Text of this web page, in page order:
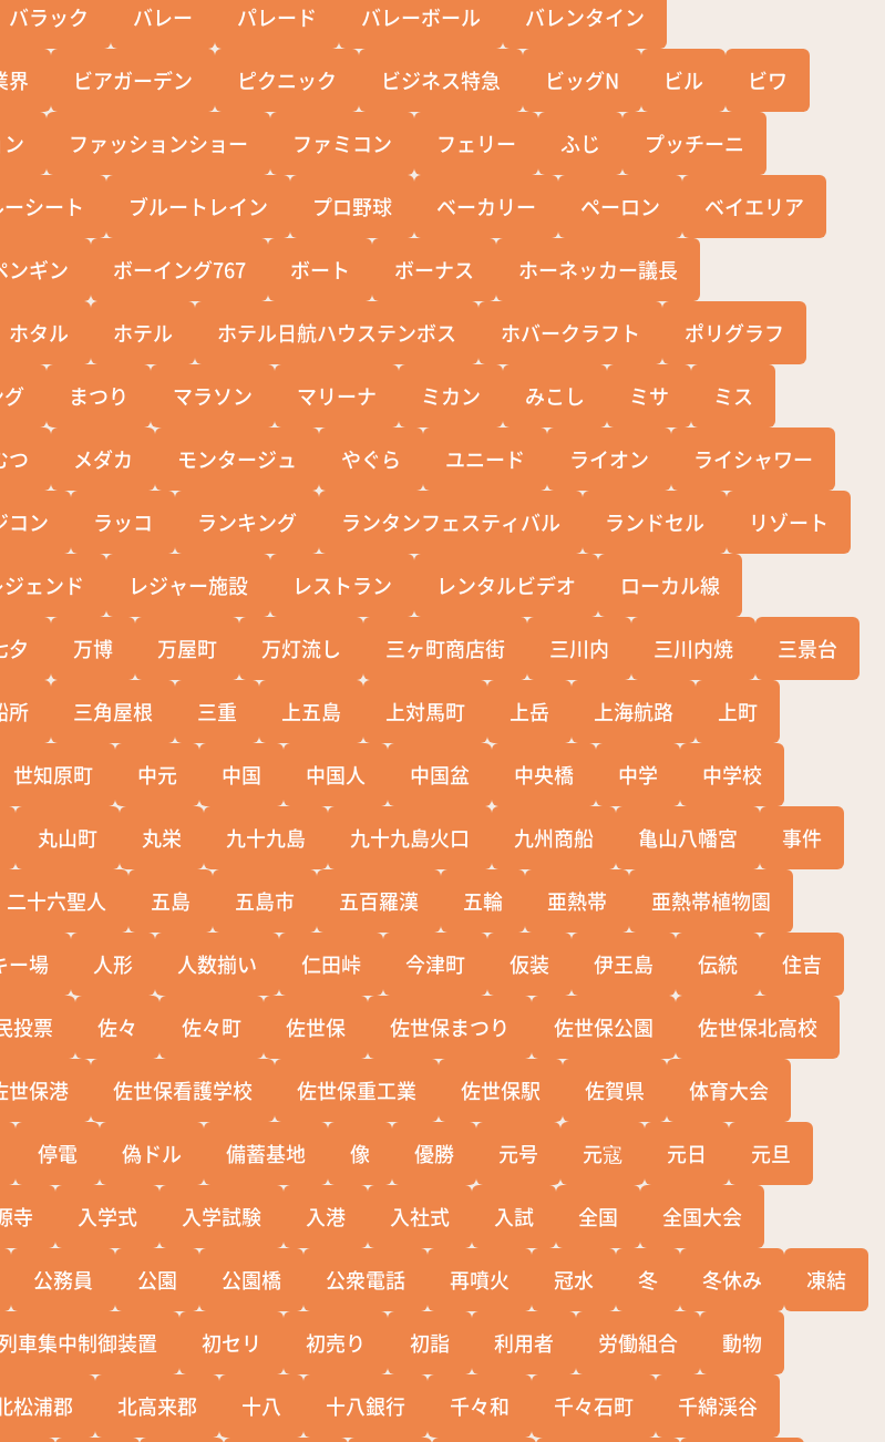
バラック バレー パレード バレーボール バレンタイン
界 ビアガーデン ピクニック ビジネス特急 ビッグN ビル ビワ
ファッションショー ファミコン フェリー ふじ プッチーニ
シート ブルートレイン プロ野球 ベーカリー ペーロン ベイエリア
ンギン ボーイング767 ボート ボーナス ホーネッカー議長
ホタル ホテル ホテル日航ハウステンボス ホバークラフト ポリグラフ
まつり マラソン マリーナ ミカン みこし ミサ ミス
つ メダカ モンタージュ やぐら ユニード ライオン ライシャワー
コン ラッコ ランキング ランタンフェスティバル ランドセル リゾート
ジェンド レジャー施設 レストラン レンタルビデオ ローカル線
夕 万博 万屋町 万灯流し 三ヶ町商店街 三川内 三川内焼 三景台
所 三角屋根 三重 上五島 上対馬町 上岳 上海航路 上町
世知原町 中元 中国 中国人 中国盆 中央橋 中学 中学校
丸山町 丸栄 九十九島 九十九島火口 九州商船 亀山八幡宮 事件
二十六聖人 五島 五島市 五百羅漢 五輪 亜熱帯 亜熱帯植物園
ー場 人形 人数揃い 仁田峠 今津町 仮装 伊王島 伝統 住吉
投票 佐々 佐々町 佐世保 佐世保まつり 佐世保公園 佐世保北高校
世保港 佐世保看護学校 佐世保重工業 佐世保駅 佐賀県 体育大会
停電 偽ドル 備蓄基地 像 優勝 元号 元寇 元日 元旦
寺 入学式 入学試験 入港 入社式 入試 全国 全国大会
公務員 公園 公園橋 公衆電話 再噴火 冠水 冬 冬休み 凍結
車集中制御装置 初セリ 初売り 初詣 利用者 労働組合 動物
松浦郡 北高来郡 十八 十八銀行 千々和 千々石町 千綿渓谷